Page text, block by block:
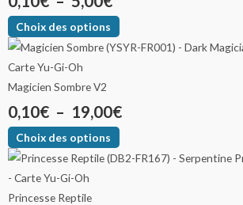
Choix des options
Magicien Sombre V2
0,10€ – 19,00€
Choix des options
Princesse Reptile